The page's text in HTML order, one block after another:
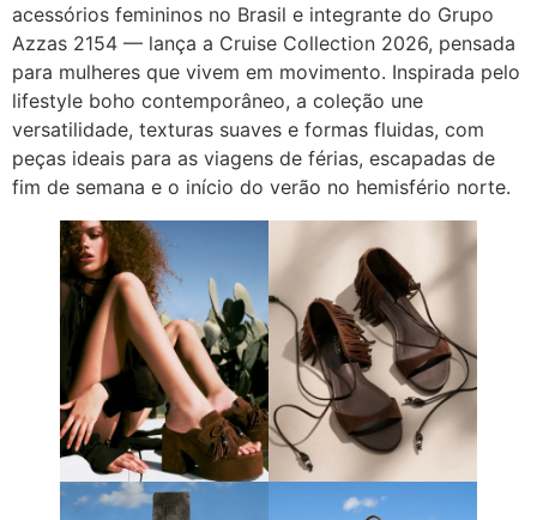
acessórios femininos no Brasil e integrante do Grupo
Azzas 2154 — lança a Cruise Collection 2026, pensada
para mulheres que vivem em movimento. Inspirada pelo
lifestyle boho contemporâneo, a coleção une
versatilidade, texturas suaves e formas fluidas, com
peças ideais para as viagens de férias, escapadas de
fim de semana e o início do verão no hemisfério norte.